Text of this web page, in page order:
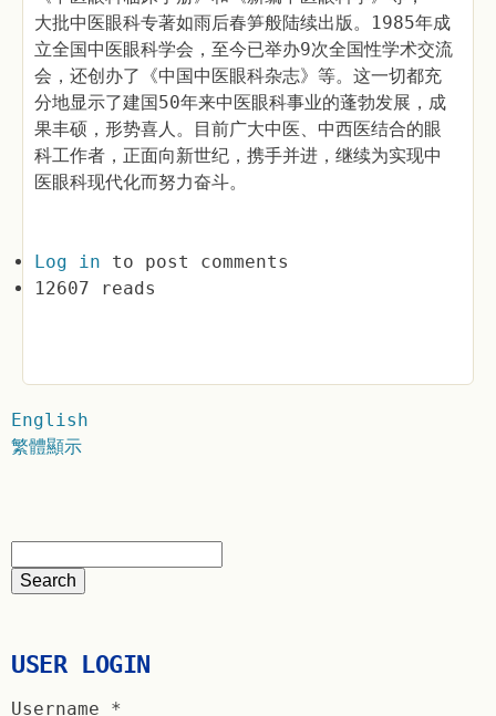
大批中医眼科专著如雨后春笋般陆续出版。1985年成
立全国中医眼科学会，至今已举办9次全国性学术交流
会，还创办了《中国中医眼科杂志》等。这一切都充
分地显示了建国50年来中医眼科事业的蓬勃发展，成
果丰硕，形势喜人。目前广大中医、中西医结合的眼
科工作者，正面向新世纪，携手并进，继续为实现中
医眼科现代化而努力奋斗。
Log in to post comments
12607 reads
English
繁體顯示
USER LOGIN
Username *